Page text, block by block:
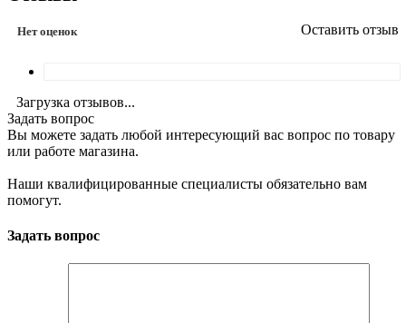
Нет оценок Оставить отзыв
Загрузка отзывов...
Задать вопрос
Вы можете задать любой интересующий вас вопрос по товару
или работе магазина.
Наши квалифицированные специалисты обязательно вам
помогут.
Задать вопрос